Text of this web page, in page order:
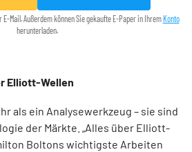
Mail. Außerdem können Sie gekaufte E-Paper in Ihrem Konto
herunterladen.
Elliott-Wellen
als ein Analysewerkzeug – sie sind
der Märkte. „Alles über Elliott-
Boltons wichtigste Arbeiten